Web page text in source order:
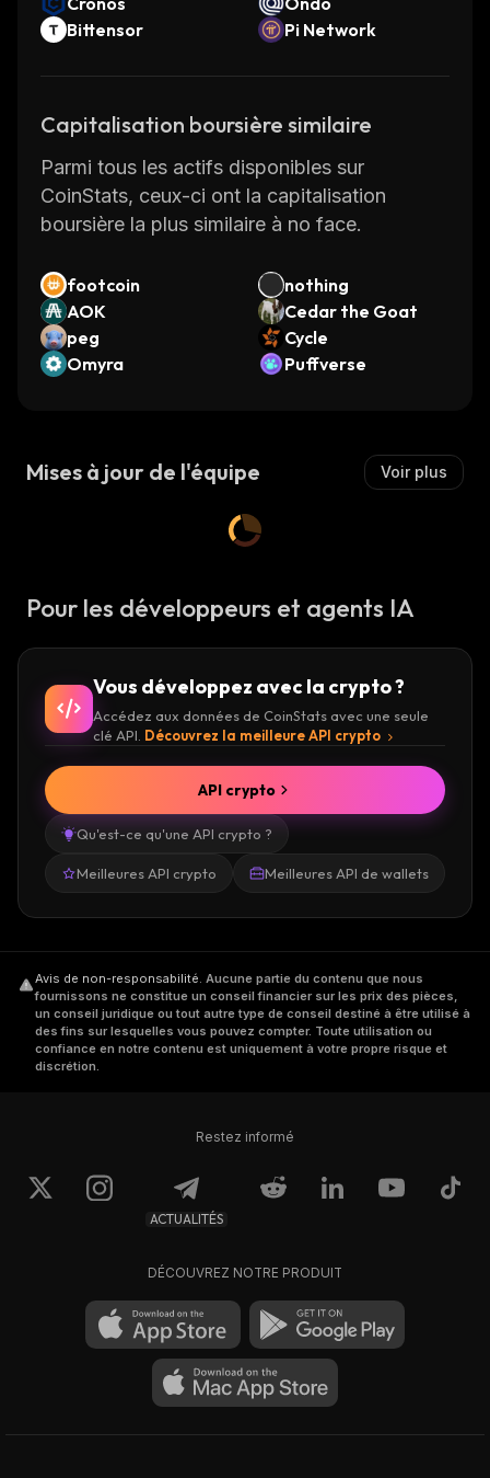
Bittensor
Pi Network
Capitalisation boursière similaire
Parmi tous les actifs disponibles sur
CoinStats, ceux-ci ont la capitalisation
boursière la plus similaire à no face.
footcoin
nothing
AOK
Cedar the Goat
peg
Cycle
Omyra
Puffverse
Mises à jour de l'équipe Voir plus
Pour les développeurs et agents IA
Vous développez avec la crypto ?
Accédez aux données de CoinStats avec une seule
clé API. Découvrez la meilleure API crypto
Qu'est-ce qu'une API crypto ?
Meilleures API crypto Meilleures API de wallets
API crypto
Avis de non-responsabilité. Aucune partie du contenu que nous
fournissons ne constitue un conseil financier sur les prix des pièces,
un conseil juridique ou tout autre type de conseil destiné à être utilisé à
des fins sur lesquelles vous pouvez compter. Toute utilisation ou
confiance en notre contenu est uniquement à votre propre risque et
discrétion.
Restez informé
ACTUALITÉS
DÉCOUVREZ NOTRE PRODUIT